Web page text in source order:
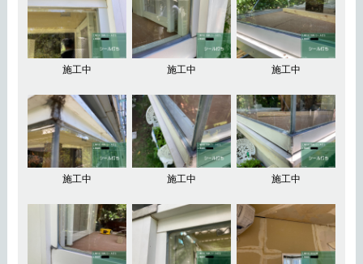
施工中 施工中 施工中
施工中 施工中 施工中